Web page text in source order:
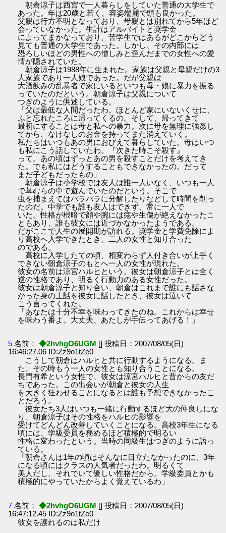
朝倉涼子は西宮で一人暮らしをしていた普通の大学生で
あった。年は20歳と若く、容姿端麗で頭も良かった。
父親は行方不明となっており、母親とは別れてから5年ほど
会っていなかった。生計はアルバイトと奨学金
によってまかなっており、苦学生ではあるがどこからどう
見ても普通の大学生であった。しかし、その内部には
恐ろしいほどの男性への憎しみと歪んだまでの女性への愛
情が隠されていた。
朝倉涼子は1988年に生まれた。家族は父親と母親だけの3
人家族であり一人娘であった。だが父親は
大酒飲みの乱暴者で家にいるといつも母・娘に暴力を振る
っていたのだという。朝倉涼子は父親について
つぎのように供述している。
「父は最低な人間だったわ。ほとんど家にいないくせに、
ふと忘れたころに帰ってくるの。そして、帰ってきて
最初にすることは母と私への暴力。次に母を無理に強姦し
てから、なけなしのお金を持ってまた消えていく。
私たちはいつもあの男におびえて暮らしていた。母はいつ
も私にこう話していたわ。『次きた時こそ殺す』
って。あの頃はずっとあの男を殺すことだけを考えてき
た。でも私にはどうすることもできなかったの。だって
まだ子どもだったもの」
朝倉涼子は小学校では友人は誰一人いなく、いつも一人
で草むらの中で遊んでいたのだという。そこで
虫を捕まえてはバラバラに分解したりなどして時間を削っ
たのだ。中学でも誰も友人はできず、常に一人で
いた。性格が根暗で顔や腕には痣や生傷が絶えなかったこ
ともあり、誰も彼女には近づかなかったようである。
だがここで人生の展開期が訪れる。奨学金と学費免除によ
り高校へ入学できたとき、二人の女性と知り合った
のである。
高校に入学したての頃、相変わらず人付き合いが上手く
できない朝倉涼子のもとへ一人の女性が現れた。
彼女の名前は涼宮ハルヒという。彼女は朝倉涼子とは全く
逆の性格であり、明るく行動力のある女性だった。
彼女は朝倉涼子と知り合い、朝倉はこれまで誰にも話さな
かった身の上話を彼女に話したとき、彼女は泣いて
こう言ってくれた。
「あなたは十分不幸を味わってきたのね。これからは幸せ
を味わう番よ。大丈夫、あたしが手伝ってあげる！」
5 名前： ◆2hvhgO6UGM [] 投稿日：2007/08/05(日)
16:46:27.06 ID:Zz9o1tZe0
こうして朝倉はハルヒと共に行動するようになる。ま
た、その時もう一人の女性とも知り合うことになる。
長門有希という女性で、彼女は涼宮ハルヒと昔からの友だ
ちであった。この出会いが朝倉と彼女の人生
を大きく狂わせることになるとは誰も予想できなかったこ
とだろう。
彼女たち3人はいつも一緒に行動するほど大の仲良しにな
り、朝倉涼子はその性格をハルヒの影響を
受けてどんどん改善していくことになる。高校3年生になる
頃には、学級委員を務めるほど積極的で明るい
性格に変わったという。当時の同級生はつぎのように語っ
ている。
「朝倉さんは1年の頃はそんなに目立たなかったのに、3年
になる頃にはクラスの人気者だったわ。明るくて
美人だし、それでいて優しい性格だから。学級委員とかも
積極的にやっていたからよく覚えているわ」
7 名前： ◆2hvhgO6UGM [] 投稿日：2007/08/05(日)
16:47:12.45 ID:Zz9o1tZe0
彼女を護れるのは私だけ